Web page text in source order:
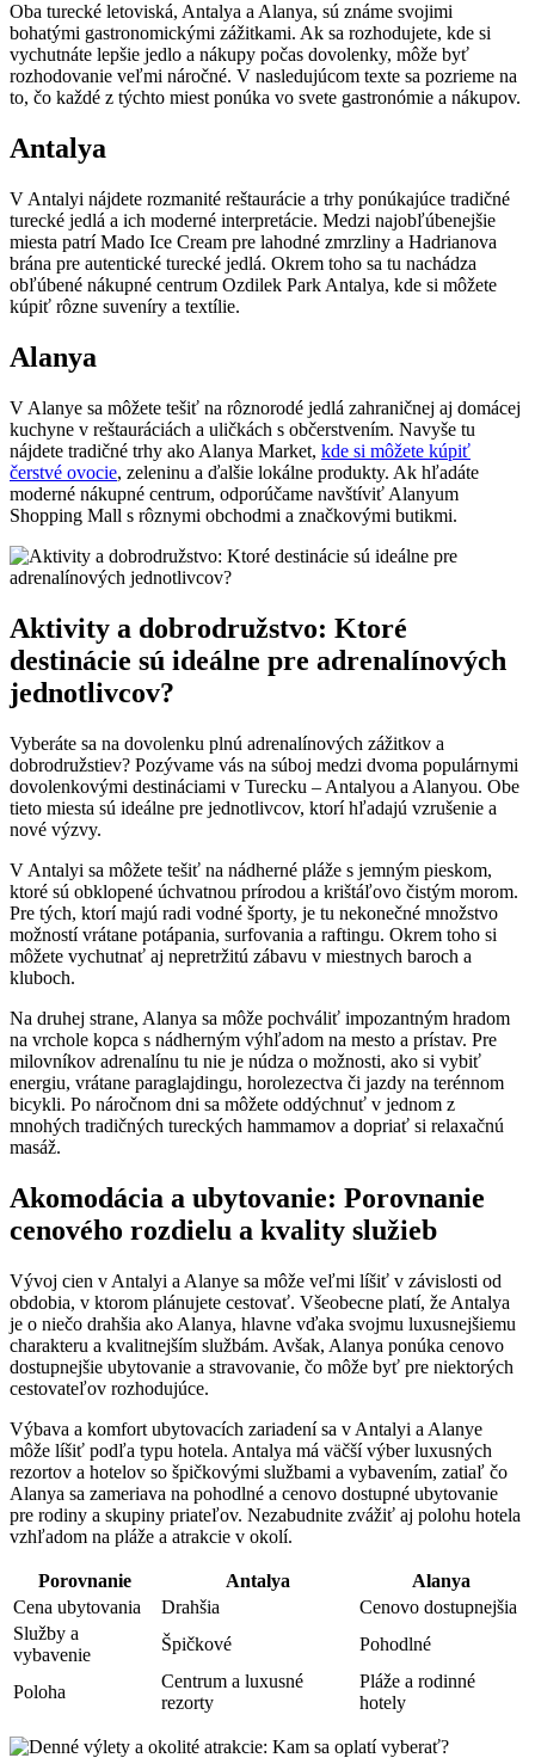
Oba turecké letoviská, Antalya a Alanya, sú známe svojimi
bohatými gastronomickými zážitkami. Ak sa rozhodujete, kde si
vychutnáte lepšie jedlo a nákupy počas dovolenky, môže byť
rozhodovanie veľmi náročné. V nasledujúcom texte sa pozrieme na
to, čo každé z týchto miest ponúka vo svete gastronómie a nákupov.
Antalya
V Antalyi nájdete rozmanité reštaurácie a trhy ponúkajúce tradičné
turecké jedlá a ich moderné interpretácie. Medzi najobľúbenejšie
miesta patrí Mado Ice Cream pre lahodné zmrzliny a Hadrianova
brána pre autentické turecké jedlá. Okrem toho sa tu nachádza
obľúbené nákupné centrum Ozdilek Park Antalya, kde si môžete
kúpiť rôzne suveníry a textílie.
Alanya
V Alanye sa môžete tešiť na rôznorodé jedlá zahraničnej aj domácej
kuchyne v reštauráciách a uličkách s občerstvením. Navyše tu
nájdete tradičné trhy ako Alanya Market, kde si môžete kúpiť
čerstvé ovocie, zeleninu a ďalšie lokálne produkty. Ak hľadáte
moderné nákupné centrum, odporúčame navštíviť Alanyum
Shopping Mall s rôznymi obchodmi a značkovými butikmi.
Aktivity a dobrodružstvo: Ktoré
destinácie sú ideálne pre adrenalínových
jednotlivcov?
Vyberáte sa na dovolenku plnú adrenalínových zážitkov a
dobrodružstiev? Pozývame vás na súboj medzi dvoma populárnymi
dovolenkovými destináciami v Turecku – Antalyou a Alanyou. Obe
tieto miesta sú ideálne pre jednotlivcov, ktorí hľadajú vzrušenie a
nové výzvy.
V Antalyi sa môžete tešiť na nádherné pláže s jemným pieskom,
ktoré sú obklopené úchvatnou prírodou a krištáľovo čistým morom.
Pre tých, ktorí majú radi vodné športy, je tu nekonečné množstvo
možností vrátane potápania, surfovania a raftingu. Okrem toho si
môžete vychutnať aj nepretržitú zábavu v miestnych baroch a
kluboch.
Na druhej strane, Alanya sa môže pochváliť impozantným hradom
na vrchole kopca s nádherným výhľadom na mesto a prístav. Pre
milovníkov adrenalínu tu nie je núdza o možnosti, ako si vybiť
energiu, vrátane paraglajdingu, horolezectva či jazdy na terénnom
bicykli. Po náročnom dni sa môžete oddýchnuť v jednom z
mnohých tradičných tureckých hammamov a dopriať si relaxačnú
masáž.
Akomodácia a ubytovanie: Porovnanie
cenového rozdielu a kvality služieb
Vývoj cien v Antalyi a Alanye sa môže veľmi líšiť v závislosti od
obdobia, v ktorom plánujete cestovať. Všeobecne platí, že Antalya
je o niečo drahšia ako Alanya, hlavne vďaka svojmu luxusnejšiemu
charakteru a kvalitnejším službám. Avšak, Alanya ponúka cenovo
dostupnejšie ubytovanie a stravovanie, čo môže byť pre niektorých
cestovateľov rozhodujúce.
Výbava a komfort ubytovacích zariadení sa v Antalyi a Alanye
môže líšiť podľa typu hotela. Antalya má väčší výber luxusných
rezortov a hotelov so špičkovými službami a vybavením, zatiaľ čo
Alanya sa zameriava na pohodlné a cenovo dostupné ubytovanie
pre rodiny a skupiny priateľov. Nezabudnite zvážiť aj polohu hotela
vzhľadom na pláže a atrakcie v okolí.
Porovnanie Antalya
Alanya
Cena ubytovania
Drahšia
Cenovo dostupnejšia
Služby a
vybavenie
Špičkové Pohodlné
Poloha
Centrum a luxusné
rezorty
Pláže a rodinné
hotely